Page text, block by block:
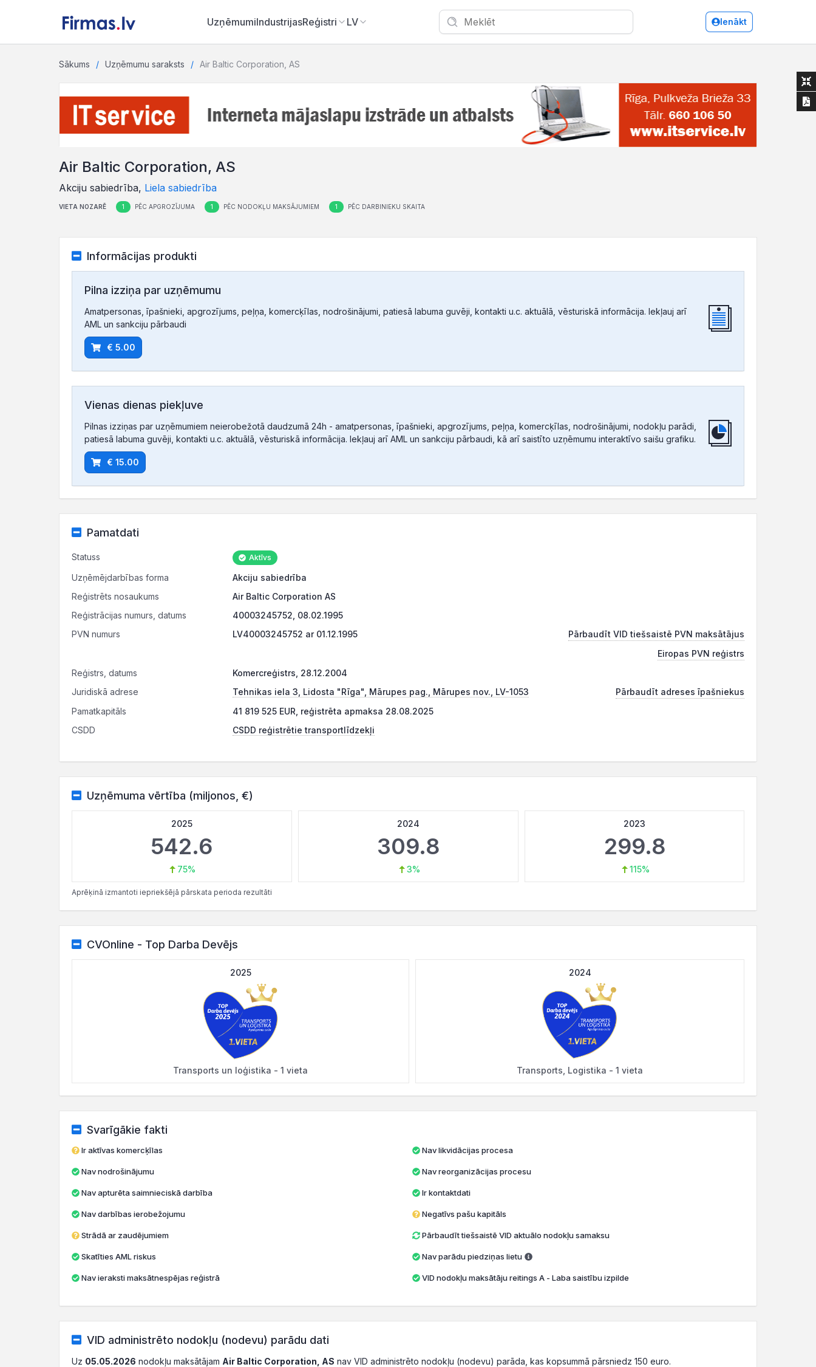
UzņēmumiIndustrijasReģistri LV Ienākt
Sākums Uzņēmumu saraksts Air Baltic Corporation, AS
Air Baltic Corporation, AS
Akciju sabiedrība, Liela sabiedrība
VIETA NOZARĒ 1 PĒC APGROZĪJUMA 1 PĒC NODOKĻU MAKSĀJUMIEM 1 PĒC DARBINIEKU SKAITA
Informācijas produkti
Pilna izziņa par uzņēmumu
Amatpersonas, īpašnieki, apgrozījums, peļņa, komercķīlas, nodrošinājumi, patiesā labuma guvēji, kontakti u.c. aktuālā, vēsturiskā informācija. Iekļauj arī
AML un sankciju pārbaudi
€ 5.00
Vienas dienas piekļuve
Pilnas izziņas par uzņēmumiem neierobežotā daudzumā 24h - amatpersonas, īpašnieki, apgrozījums, peļņa, komercķīlas, nodrošinājumi, nodokļu parādi,
patiesā labuma guvēji, kontakti u.c. aktuālā, vēsturiskā informācija. Iekļauj arī AML un sankciju pārbaudi, kā arī saistīto uzņēmumu interaktīvo saišu grafiku.
€ 15.00
Pamatdati
Statuss Aktīvs
Uzņēmējdarbības forma
Akciju sabiedrība
Reģistrēts nosaukums
Air Baltic Corporation AS
Reģistrācijas numurs, datums
40003245752, 08.02.1995
PVN numurs
LV40003245752 ar 01.12.1995
Pārbaudīt VID tiešsaistē PVN maksātājus
Eiropas PVN reģistrs
Reģistrs, datums
Komercreģistrs, 28.12.2004
Juridiskā adrese
Tehnikas iela 3, Lidosta "Rīga", Mārupes pag., Mārupes nov., LV-1053
Pārbaudīt adreses īpašniekus
Pamatkapitāls
41 819 525 EUR, reģistrēta apmaksa 28.08.2025
CSDD
CSDD reģistrētie transportlīdzekļi
Uzņēmuma vērtība (miljonos, €)
2025
542.6
75%
2024
309.8
3%
2023
299.8
115%
Aprēķinā izmantoti iepriekšējā pārskata perioda rezultāti
CVOnline - Top Darba Devējs
2025
Transports un loģistika - 1 vieta
2024
Transports, Logistika - 1 vieta
Svarīgākie fakti
Ir aktīvas komercķīlas
Nav nodrošinājumu
Nav apturēta saimnieciskā darbība
Nav darbības ierobežojumu
Strādā ar zaudējumiem
Skatīties AML riskus
Nav ieraksti maksātnespējas reģistrā
Nav likvidācijas procesa
Nav reorganizācijas procesu
Ir kontaktdati
Negatīvs pašu kapitāls
Pārbaudīt tiešsaistē VID aktuālo nodokļu samaksu
Nav parādu piedziņas lietu
VID nodokļu maksātāju reitings A - Laba saistību izpilde
VID administrēto nodokļu (nodevu) parādu dati
Uz 05.05.2026 nodokļu maksātājam Air Baltic Corporation, AS nav VID administrēto nodokļu (nodevu) parāda, kas kopsummā pārsniedz 150 euro.